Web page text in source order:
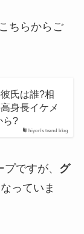
ちらからご
hiyon's trend blog
氏は誰?相
身長イケメ
ら?
ですが、 グ
っていま